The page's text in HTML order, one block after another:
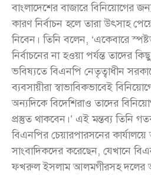
বাংলাদেশের বাজারে বিনিয়োগের
কারণ নির্বাচন হলে তারা উৎসাহ
নিবেন। তিনি বলেন, ‘একেবারে
নির্বাচনের না হওয়া পর্যন্ত তাদের
ভবিষ্যতে বিএনপি নেতৃত্বাধীন
ব্যবসায়ীরা স্বাভাবিকভাবেই
অন্যদিকে বিদেশিরাও তাদের
প্রস্তুত থাকবেন।’ এই মন্তব্য তিনি
বিএনপির চেয়ারপারসনের
সাংবাদিকদের করেছেন, যেখানে
ফখরুল ইসলাম আলমগীরসহ দলের